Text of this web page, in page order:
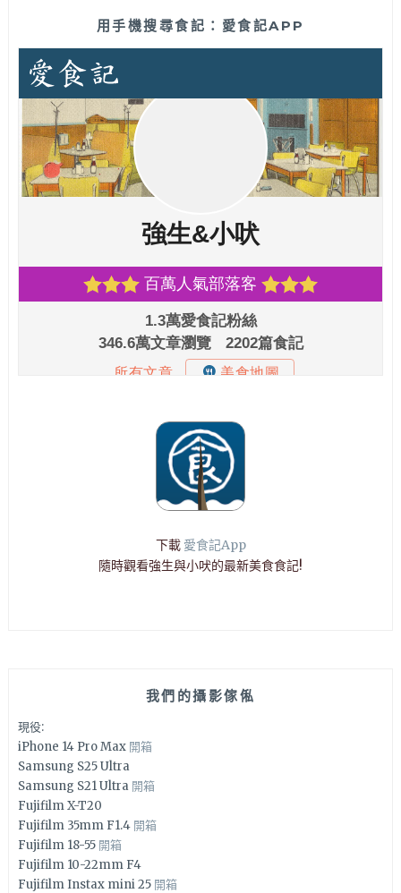
用手機搜尋食記：愛食記APP
下載 愛食記App
隨時觀看強生與小吠的最新美食食記!
我們的攝影傢俬
現役:
iPhone 14 Pro Max 開箱
Samsung S25 Ultra
Samsung S21 Ultra 開箱
Fujifilm X-T20
Fujifilm 35mm F1.4 開箱
Fujifilm 18-55 開箱
Fujifilm 10-22mm F4
Fujifilm Instax mini 25 開箱